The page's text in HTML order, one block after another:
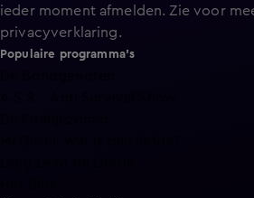
ieder moment afmelden. Zie voor
privacyverklaring.
Populaire programma's